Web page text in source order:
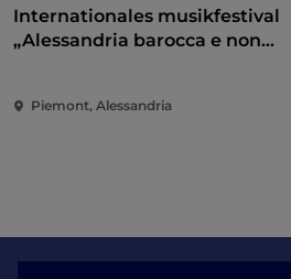
Internationales musikfestival
„Alessandria barocca e non
Piemont, Alessandria